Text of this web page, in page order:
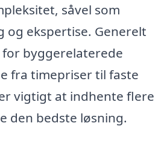
såvel som
og ekspertise. Generelt
byggerelaterede
fra timepriser til faste
vigtigt at indhente flere
den bedste løsning.